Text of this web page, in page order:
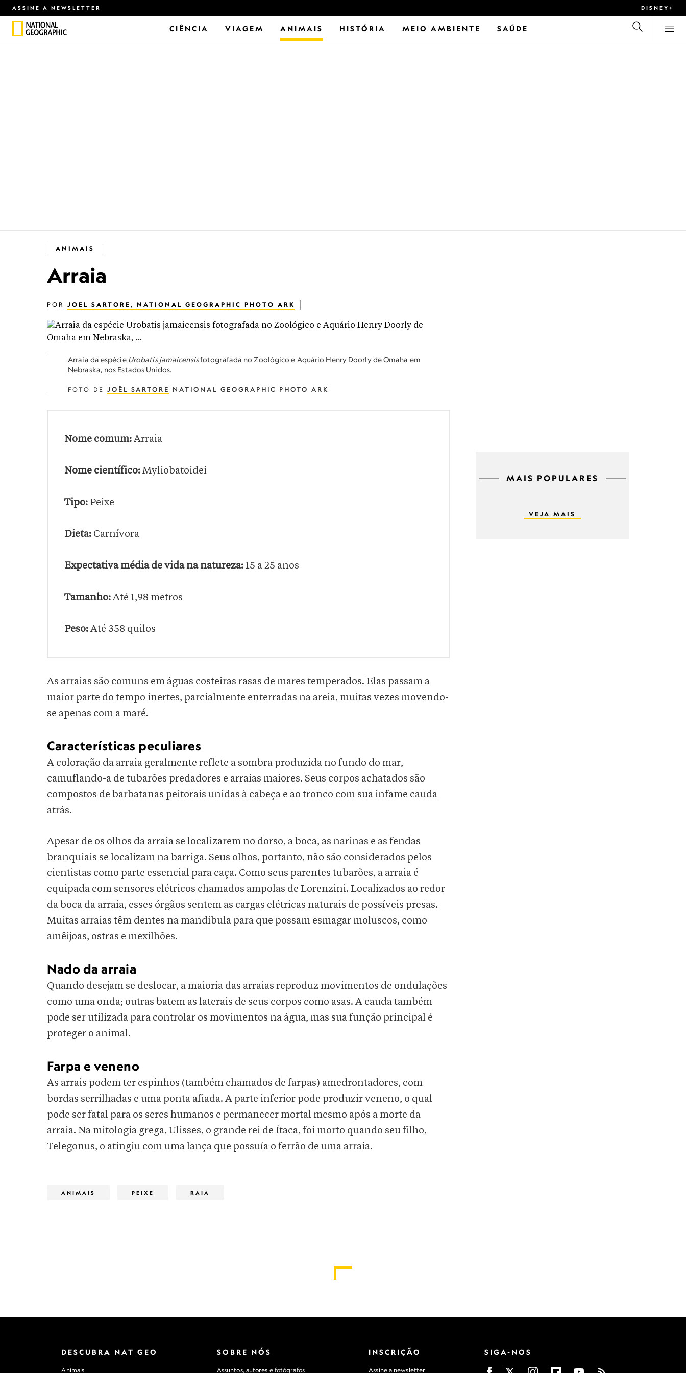
ASSINE A NEWSLETTER DISNEY+
CIÊNCIA VIAGEM ANIMAIS HISTÓRIA MEIO AMBIENTE SAÚDE
ANIMAIS
Arraia
POR JOEL SARTORE, NATIONAL GEOGRAPHIC PHOTO ARK
Arraia da espécie Urobatis jamaicensisfotografada no Zoológico e Aquário Henry Doorly de Omaha em
Nebraska, nos Estados Unidos.
FOTO DE JOËL SARTORE NATIONAL GEOGRAPHIC PHOTO ARK
Nome comum:Arraia
Nome científico:Myliobatoidei
Tipo: Peixe
Dieta: Carnívora
Expectativa média de vida na natureza:15 a 25 anos
Tamanho:Até 1,98 metros
Peso:Até 358 quilos
As arraias são comuns em águas costeiras rasas de mares temperados. Elas passam a
maior parte do tempo inertes, parcialmente enterradas na areia, muitas vezes movendo-
se apenas com a maré.
Características peculiares
A coloração da arraia geralmente reflete a sombra produzida no fundo do mar,
camuflando-a de tubarões predadores e arraias maiores. Seus corpos achatados são
compostos de barbatanas peitorais unidas à cabeça e ao tronco com sua infame cauda
atrás.
Apesar de os olhos da arraia se localizarem no dorso, a boca, as narinas e as fendas
branquiais se localizam na barriga. Seus olhos, portanto, não são considerados pelos
cientistas como parte essencial para caça. Como seus parentes tubarões, a arraia é
equipada com sensores elétricos chamados ampolas de Lorenzini. Localizados ao redor
da boca da arraia, esses órgãos sentem as cargas elétricas naturais de possíveis presas.
Muitas arraias têm dentes na mandíbula para que possam esmagar moluscos, como
amêijoas, ostras e mexilhões.
Nado da arraia
Quando desejam se deslocar, a maioria das arraias reproduz movimentos de ondulações
como uma onda; outras batem as laterais de seus corpos como asas. A cauda também
pode ser utilizada para controlar os movimentos na água, mas sua função principal é
proteger o animal.
Farpa e veneno
As arrais podem ter espinhos (também chamados de farpas) amedrontadores, com
bordas serrilhadas e uma ponta afiada. A parte inferior pode produzir veneno, o qual
pode ser fatal para os seres humanos e permanecer mortal mesmo após a morte da
arraia. Na mitologia grega, Ulisses, o grande rei de Ítaca, foi morto quando seu filho,
Telegonus, o atingiu com uma lança que possuía o ferrão de uma arraia.
MAIS POPULARES
VEJA MAIS
ANIMAIS PEIXE RAIA
DESCUBRA NAT GEO
Animais
SOBRE NÓS
Assuntos, autores e fotógrafos
INSCRIÇÃO
Assine a newsletter
SIGA-NOS